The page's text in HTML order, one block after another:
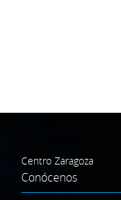
Centro Zaragoza
Conócenos